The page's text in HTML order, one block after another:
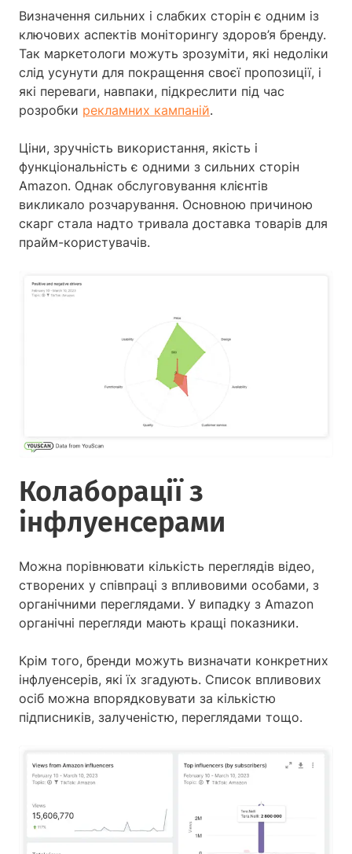
Визначення сильних і слабких сторін є одним із
ключових аспектів моніторингу здоров’я бренду.
Так маркетологи можуть зрозуміти, які недоліки
слід усунути для покращення своєї пропозиції, і
які переваги, навпаки, підкреслити під час
розробки рекламних кампаній.
Ціни, зручність використання, якість і
функціональність є одними з сильних сторін
Amazon. Однак обслуговування клієнтів
викликало розчарування. Основною причиною
скарг стала надто тривала доставка товарів для
прайм-користувачів.
Колаборації з
інфлуенсерами
Можна порівнювати кількість переглядів відео,
створених у співпраці з впливовими особами, з
органічними переглядами. У випадку з Amazon
органічні перегляди мають кращі показники.
Крім того, бренди можуть визначати конкретних
інфлуенсерів, які їх згадують. Список впливових
осіб можна впорядковувати за кількістю
підписників, залученістю, переглядами тощо.